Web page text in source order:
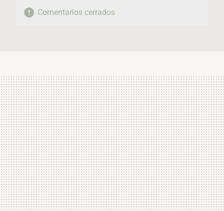
Comentarios cerrados